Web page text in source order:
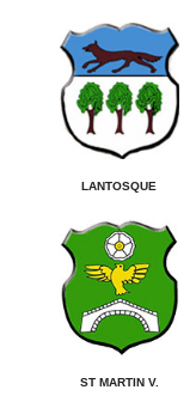
LANTOSQUE
ST MARTIN V.